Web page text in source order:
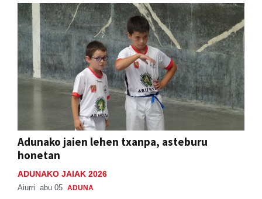
Adunako jaien lehen txanpa, asteburu
honetan
ADUNAKO JAIAK 2026
Aiurri abu 05 ADUNA